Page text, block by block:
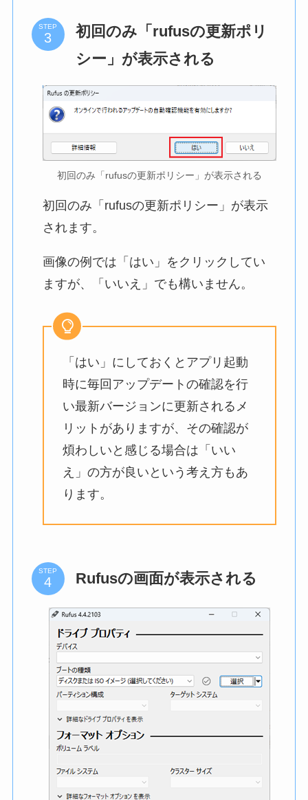
STEP
初回のみ「rufusの更新ポリ
シー」が表示される
初回のみ「rufusの更新ポリシー」が表示される
初回のみ「rufusの更新ポリシー」が表示
されます。
画像の例では「はい」をクリックしてい
ますが、「いいえ」でも構いません。
「はい」にしておくとアプリ起動
時に毎回アップデートの確認を行
い最新バージョンに更新されるメ
リットがありますが、その確認が
煩わしいと感じる場合は「いい
え」の方が良いという考え方もあ
ります。
STEP Rufusの画面が表示される